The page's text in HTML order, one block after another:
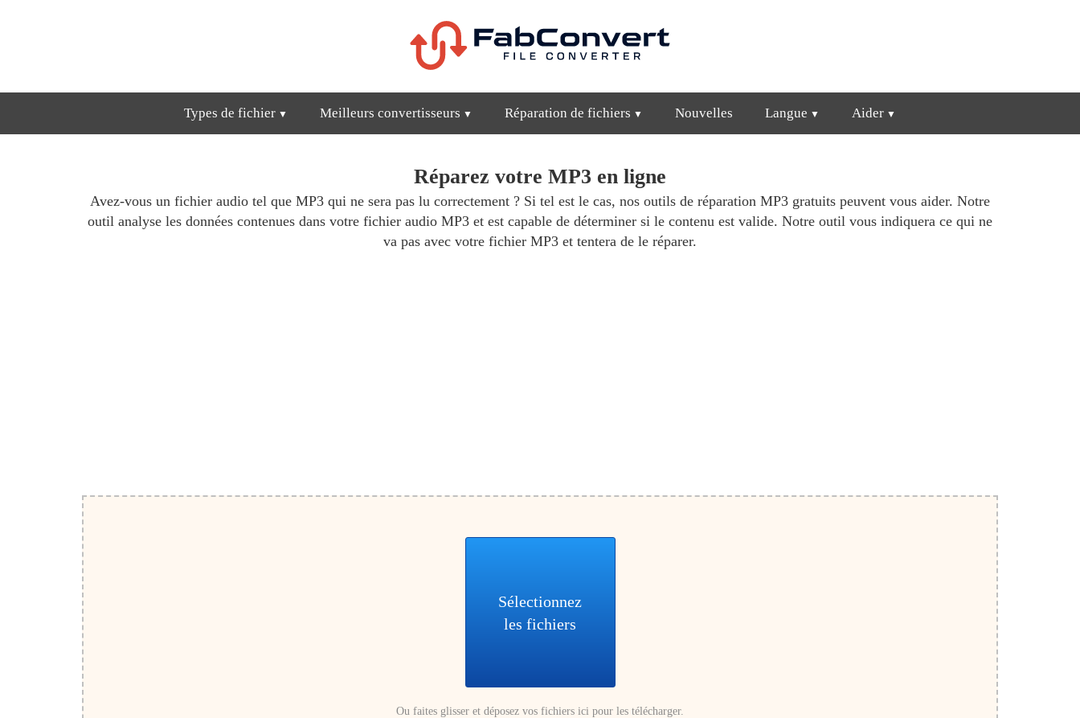
Types de fichier Meilleurs convertisseurs Réparation de fichiers Nouvelles Langue Aider
Réparez votre MP3 en ligne
Avez-vous un fichier audio tel que MP3 qui ne sera pas lu correctement ? Si tel est le cas, nos outils de réparation MP3 gratuits peuvent vous aider. Notre
outil analyse les données contenues dans votre fichier audio MP3 et est capable de déterminer si le contenu est valide. Notre outil vous indiquera ce qui ne
va pas avec votre fichier MP3 et tentera de le réparer.
Sélectionnez
les fichiers
Ou faites glisser et déposez vos fichiers ici pour les télécharger.